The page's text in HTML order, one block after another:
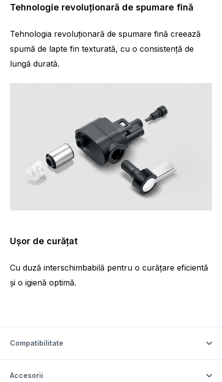
Tehnologie revoluționară de spumare fină
Tehnologia revoluționară de spumare fină creează
spumă de lapte fin texturată, cu o consistență de
lungă durată.
Ușor de curățat
Cu duză interschimbabilă pentru o curățare eficientă
și o igienă optimă.
Compatibilitate
Accesorii